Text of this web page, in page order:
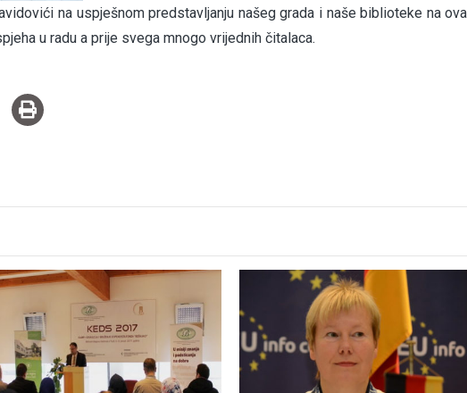
na uspješnom predstavljanju našeg grada i naše biblioteke na
u radu a prije svega mnogo vrijednih čitalaca.